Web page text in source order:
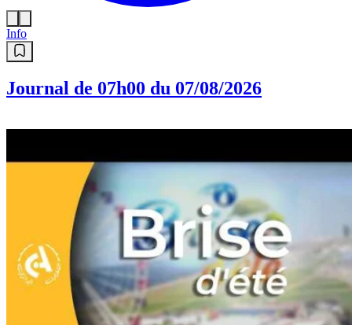
Info
Journal de 07h00 du 07/08/2026